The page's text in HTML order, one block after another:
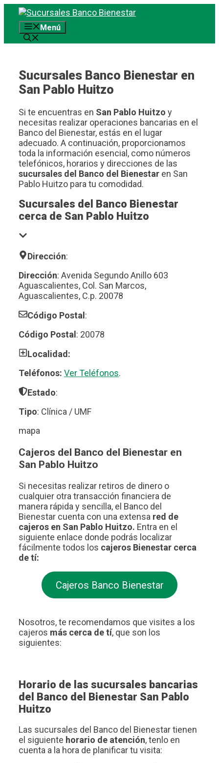
Saltar
contenidoMenú
Sucursales Banco Bienestar en
San Pablo Huitzo
Si te encuentras en San Pablo Huitzo y
necesitas realizar operaciones bancarias en el
Banco del Bienestar, estás en el lugar
adecuado. A continuación, proporcionamos
toda la información esencial, como números
telefónicos, horarios y direcciones de las
sucursales del Banco del Bienestar en San
Pablo Huitzo para tu comodidad.
Sucursales del Banco Bienestar
cerca de San Pablo Huitzo
Dirección:
Dirección: Avenida Segundo Anillo 603
Aguascalientes, Col. San Marcos,
Aguascalientes, C.p. 20078
Código Postal :
Código Postal : 20078
Localidad:
Teléfonos: Ver Teléfonos.
Estado:
Tipo: Clínica / UMF
mapa
Cajeros del Banco del Bienestar en
San Pablo Huitzo
Si necesitas realizar retiros de dinero o
cualquier otra transacción financiera de
manera rápida y sencilla, el Banco del
Bienestar cuenta con una extensa red de
cajeros en San Pablo Huitzo. Entra en el
siguiente enlace donde podrás localizar
fácilmente todos los cajeros Bienestar cerca
de tí:
Cajeros Banco Bienestar
Nosotros, te recomendamos que visites a los
cajeros más cerca de tí, que son los
siguientes:
Horario de las sucursales bancarias
del Banco del Bienestar San Pablo
Huitzo
Las sucursales del Banco del Bienestar tienen
el siguiente horario de atención, tenlo en
cuenta a la hora de planificar tu visita: